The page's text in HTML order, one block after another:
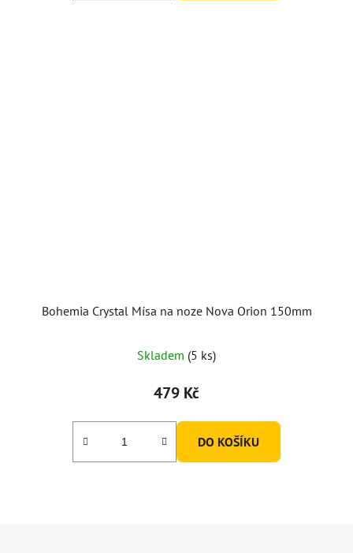
Bohemia Crystal Mísa na noze Nova Orion 150mm
Skladem (5 ks)
479 Kč
DO KOŠÍKU